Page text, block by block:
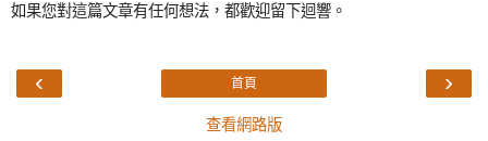
如果您對這篇文章有任何想法，都歡迎留下迴響。
‹ ›
首頁
查看網路版